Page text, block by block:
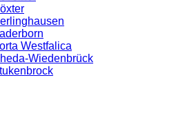
Westfalica
Wiedenbrück